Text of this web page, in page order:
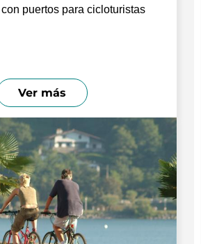
puertos para cicloturistas
Ver más